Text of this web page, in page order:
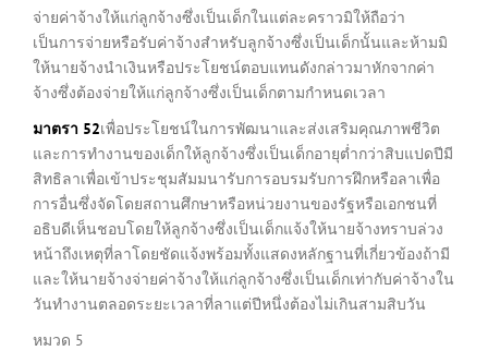
จ่ายค่าจ้างให้แก่ลูกจ้างซึ่งเป็นเด็กในแต่ละคราวมิให้ถือว่า
เป็นการจ่ายหรือรับค่าจ้างสำหรับลูกจ้างซึ่งเป็นเด็กนั้นและห้ามมิ
ให้นายจ้างนำเงินหรือประโยชน์ตอบแทนดังกล่าวมาหักจากค่า
จ้างซึ่งต้องจ่ายให้แก่ลูกจ้างซึ่งเป็นเด็กตามกำหนดเวลา
มาตรา 52เพื่อประโยชน์ในการพัฒนาและส่งเสริมคุณภาพชีวิต
และการทำงานของเด็กให้ลูกจ้างซึ่งเป็นเด็กอายุต่ำกว่าสิบแปดปีมี
สิทธิลาเพื่อเข้าประชุมสัมมนารับการอบรมรับการฝึกหรือลาเพื่อ
การอื่นซึ่งจัดโดยสถานศึกษาหรือหน่วยงานของรัฐหรือเอกชนที่
อธิบดีเห็นชอบโดยให้ลูกจ้างซึ่งเป็นเด็กแจ้งให้นายจ้างทราบล่วง
หน้าถึงเหตุที่ลาโดยชัดแจ้งพร้อมทั้งแสดงหลักฐานที่เกี่ยวข้องถ้ามี
และให้นายจ้างจ่ายค่าจ้างให้แก่ลูกจ้างซึ่งเป็นเด็กเท่ากับค่าจ้างใน
วันทำงานตลอดระยะเวลาที่ลาแต่ปีหนึ่งต้องไม่เกินสามสิบวัน
หมวด 5